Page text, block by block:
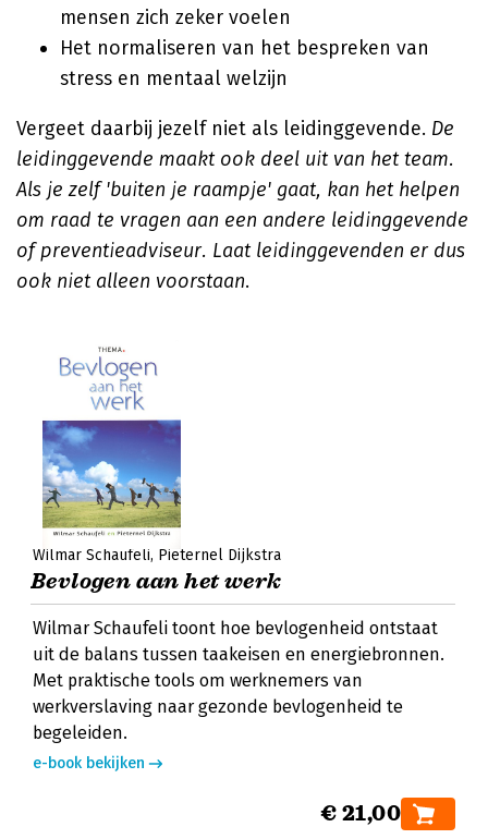
mensen zich zeker voelen
Het normaliseren van het bespreken van
stress en mentaal welzijn
Vergeet daarbij jezelf niet als leidinggevende. De
leidinggevende maakt ook deel uit van het team.
Als je zelf 'buiten je raampje' gaat, kan het helpen
om raad te vragen aan een andere leidinggevende
of preventieadviseur. Laat leidinggevenden er dus
ook niet alleen voorstaan.
Wilmar Schaufeli Pieternel Dijkstra
Bevlogen aan het werk
Wilmar Schaufeli toont hoe bevlogenheid ontstaat
uit de balans tussen taakeisen en energiebronnen.
Met praktische tools om werknemers van
werkverslaving naar gezonde bevlogenheid te
begeleiden.
e-book bekijken
€ 21,00